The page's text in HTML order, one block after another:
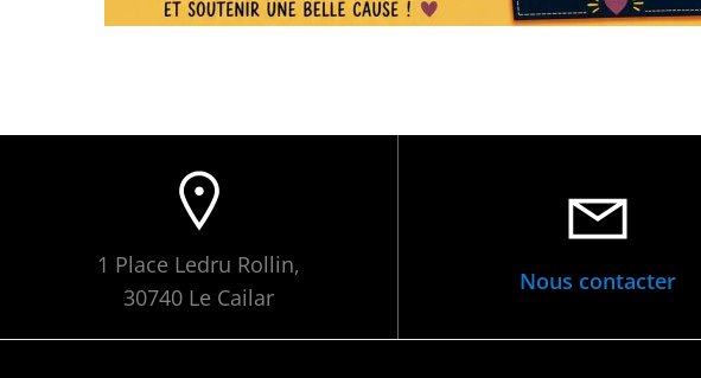
1 Place Ledru Rollin,
30740 Le Cailar
Nous contacter